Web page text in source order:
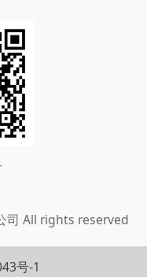
司 All rights reserved
号-1